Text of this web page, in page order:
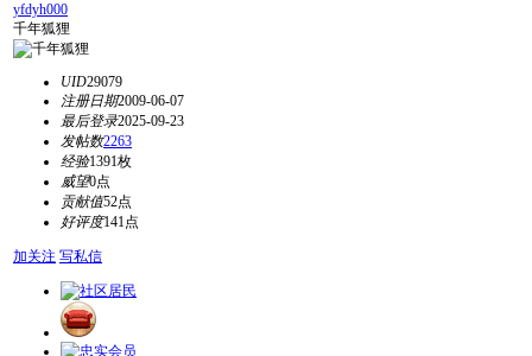
yfdyh000
千年狐狸
UID29079
注册日期2009-06-07
最后登录2025-09-23
发帖数2263
经验1391枚
威望0点
贡献值52点
好评度141点
加关注 写私信